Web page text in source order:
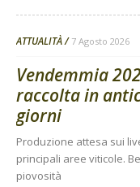
ATTUALITÀ 7 Agosto 2026
Vendemmia
raccolta in
giorni
Produzione attesa sui
principali aree viticole.
piovosità